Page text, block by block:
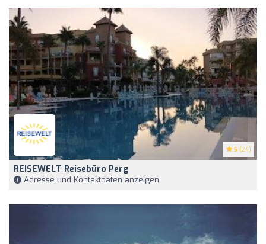
5 (24)
REISEWELT Reisebüro Perg
Adresse und Kontaktdaten anzeigen